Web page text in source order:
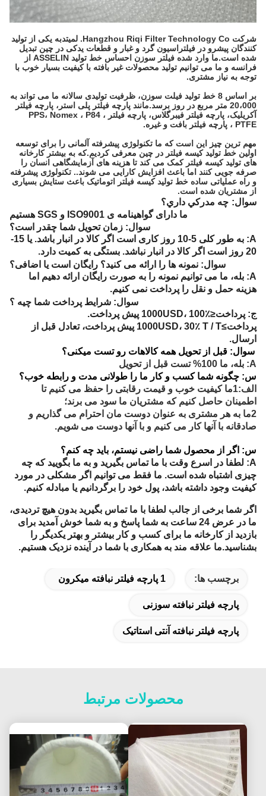
شرکت Hangzhou Riqi Filter Technology Co. لمیتد
به یکی از تولید
کنندگان پیشرو در فیلتراسیون گرد و غبار و قطعات یدکی در چین تبدیل
شده است.ما وارد شده فیلتر سوزن احساس خط تولید ASSELIN از
فرانسه و ما می توانیم تولید محصولات غیر بافته با کیفیت بسیار خوب با
توجه به نیاز مشتری.
بر اساس 8 خط تولید فیلت سوزن، ظرفیت تولیدی سالانه ما می تواند به
20،000 متر مربع در روز برسد.مانند پارچه فیلتر پلی استر، پارچه فیلتر
آکریلیک، پارچه فیلتر فیبرگلاس، پارچه فیلتر PPS، Nomex ، P84 ،
PTFE ، پارچه فیلتر بافت و غیره.
مهم ترین چیز این است که ما تکنولوژی پیشرفته آلمانی را برای توسعه
اولین خط تولید کیسه فیلتر در چین معرفی کردیم.که به بیشتر کارخانه
های تولید کیسه فیلتر کمک می کند تا هزینه های آزمایشگاهی انسان را
صرفه جویی کنند اما باعث افزایش کارایی می شوند.. تکنولوژی پیشرفته
و راه عملیاتی ساده خط تولید کیسه فیلتر اتوماتیک باعث ستایش بسیاری
از مشتریان شده است.
سوال: چه مدرکي داري؟
ما دارای گواهینامه ی ISO9001 و SGS هستیم
سوال: زمان تحویل شما چقدر است؟
A: به طور کلی 5-10 روز کاری است اگر کالا در انبار باشد. یا 15-
20 روز است اگر کالا در انبار نباشد. بستگی به کمیت دارد.
سوال: نمونه ها را ارائه می کنید؟ رایگان است یا اضافی؟
A: بله، ما می توانیم نمونه را به صورت رایگان ارائه دهیم اما
هزینه حمل و نقل را پرداخت نمی کنیم.
سوال: شرايط پرداخت شما چيه ؟
ج: پرداخت≤1000USD، 100٪ پیش پرداخت.
پرداخت≥1000USD، 30٪ T / T پیش پرداخت، تعادل قبل از
ارسال.
سوال: قبل از تحویل همه کالاهات رو تست میکنی؟
A: بله، ما 100% تست قبل از تحویل
س: چگونه شما کسب و کار ما را طولانی مدت و رابطه خوب؟
الف:1ما کیفیت خوب و قیمت رقابتی را حفظ می کنیم تا
اطمینان حاصل کنیم که مشتریان ما سود می برند؛
2ما به هر مشتری به عنوان دوست مان احترام می گذاریم و
صادقانه با آنها کار می کنیم و با آنها دوست می شویم.
س: اگر از محصول شما راضی نیستم، باید چه کنم؟
A: لطفا در اسرع وقت با ما تماس بگیرید و به ما بگویید که چه
چیزی اشتباه شده است. ما فقط می توانیم اگر مشکلی در مورد
کیفیت وجود داشته باشد، پول خود را برگردانیم یا مبادله کنیم.
اگر شما برخی از جالب لطفا با ما تماس بگیرید بدون هیچ تردیدی،
ما در عرض 24 ساعت به شما پاسخ و به شما خوش آمدید برای
بازدید از کارخانه ما برای کسب و کار بیشتر و بهتر یکدیگر را
بشناسید.ما علاقه مند به همکاری با شما در آینده نزدیک هستیم.
برچسب ها: 1 پارچه فیلتر نبافته میکرون
پارچه فیلتر نبافته سوزنی
پارچه فیلتر نبافته آنتی استاتیک
محصولات مرتبط